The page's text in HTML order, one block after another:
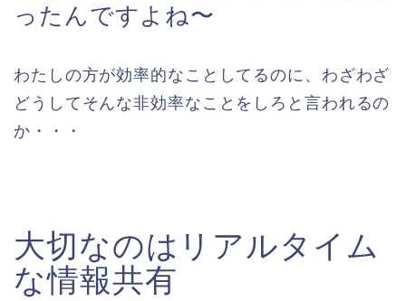
ったんですよね〜
わたしの方が効率的なことしてるのに、わざわざ
どうしてそんな非効率なことをしろと言われるの
か・・・
大切なのはリアルタイム
な情報共有